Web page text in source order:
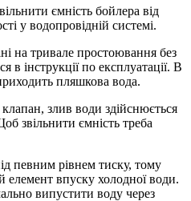
ємність бойлера від
у водопровідній системі.
на тривале простоювання без
в інструкції по експлуатації. В
пляшкова вода.
злив води здійснюється
звільнити ємність треба
певним рівнем тиску, тому
елемент впуску холодної води.
випустити воду через